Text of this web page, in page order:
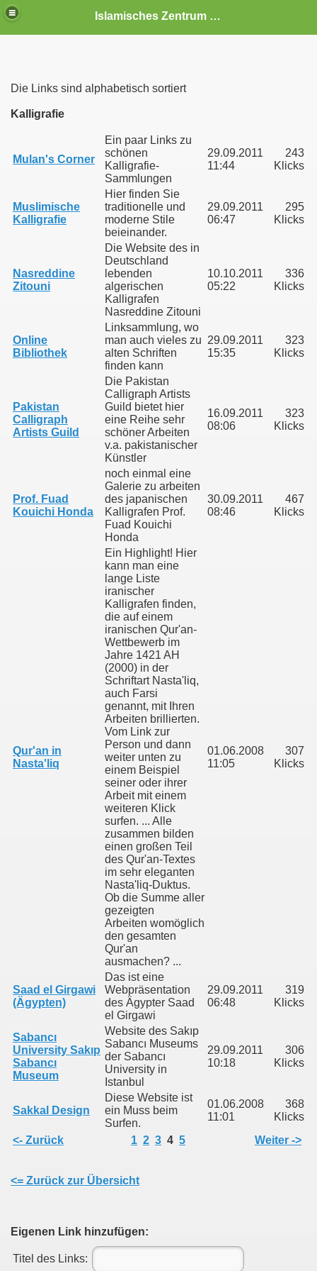
Islamisches Zentrum Schwerin e.V.
Die Links sind alphabetisch sortiert
Kalligrafie
Mulan's Corner
Ein paar Links zu
schönen
Kalligrafie-
Sammlungen
29.09.2011
11:44
243
Klicks
Muslimische
Kalligrafie
Hier finden Sie
traditionelle und
moderne Stile
beieinander.
29.09.2011
06:47
295
Klicks
Nasreddine
Zitouni
Die Website des in
Deutschland
lebenden
algerischen
Kalligrafen
Nasreddine Zitouni
10.10.2011
05:22
336
Klicks
Online
Bibliothek
Linksammlung, wo
man auch vieles zu
alten Schriften
finden kann
29.09.2011
15:35
323
Klicks
Pakistan
Calligraph
Artists Guild
Die Pakistan
Calligraph Artists
Guild bietet hier
eine Reihe sehr
schöner Arbeiten
v.a. pakistanischer
Künstler
16.09.2011
08:06
323
Klicks
Prof. Fuad
Kouichi Honda
noch einmal eine
Galerie zu arbeiten
des japanischen
Kalligrafen Prof.
Fuad Kouichi
Honda
30.09.2011
08:46
467
Klicks
Qur'an in
Nasta'liq
Ein Highlight! Hier
kann man eine
lange Liste
iranischer
Kalligrafen finden,
die auf einem
iranischen Qur'an-
Wettbewerb im
Jahre 1421 AH
(2000) in der
Schriftart Nasta'liq,
auch Farsi
genannt, mit Ihren
Arbeiten brillierten.
Vom Link zur
Person und dann
weiter unten zu
einem Beispiel
seiner oder ihrer
Arbeit mit einem
weiteren Klick
surfen. ... Alle
zusammen bilden
einen großen Teil
des Qur'an-Textes
im sehr eleganten
Nasta'liq-Duktus.
Ob die Summe aller
gezeigten
Arbeiten womöglich
den gesamten
Qur'an
ausmachen? ...
01.06.2008
11:05
307
Klicks
Saad el Girgawi
(Ägypten)
Das ist eine
Webpräsentation
des Ägypter Saad
el Girgawi
29.09.2011
06:48
319
Klicks
Sabancı
University Sakıp
Sabancı
Museum
Website des Sakıp
Sabancı Museums
der Sabancı
University in
Istanbul
29.09.2011
10:18
306
Klicks
Sakkal Design
Diese Website ist
ein Muss beim
Surfen.
01.06.2008
11:01
368
Klicks
<- Zurück
1 2 3 4 5 Weiter ->
<= Zurück zur Übersicht
Eigenen Link hinzufügen:
Titel des Links:
und Lobpreisungen